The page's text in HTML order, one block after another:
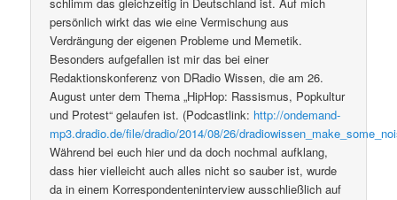
persönlich wirkt das wie eine Vermischung aus
Verdrängung der eigenen Probleme und Memetik.
Besonders aufgefallen ist mir das bei einer
Redaktionskonferenz von DRadio Wissen, die am 26.
August unter dem Thema „HipHop: Rassismus, Popkultur
und Protest“ gelaufen ist. (Podcastlink: http://ondemand-
mp3.dradio.de/file/dradio/2014/08/26/
Während bei euch hier und da doch nochmal aufklang,
dass hier vielleicht auch alles nicht so sauber ist, wurde
da in einem Korrespondenteninterview ausschließlich auf